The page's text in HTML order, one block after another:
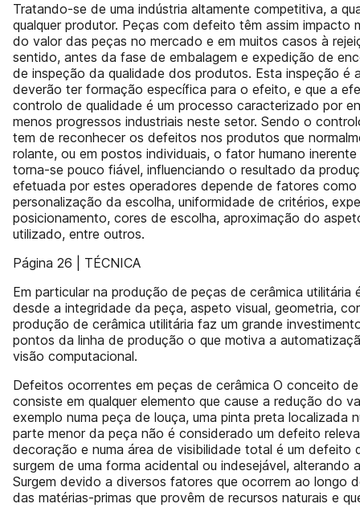
Tratando-se de uma indústria altamente competitiva, a
qualquer produtor. Peças com defeito têm assim
do valor das peças no mercado e em muitos casos à
sentido, antes da fase de embalagem e expedição de
de inspeção da qualidade dos produtos. Esta inspeção é
deverão ter formação específica para o efeito, e que a
controlo de qualidade é um processo caracterizado por
menos progressos industriais neste setor. Sendo o
tem de reconhecer os defeitos nos produtos que
rolante, ou em postos individuais, o fator humano
torna-se pouco fiável, influenciando o resultado da
efetuada por estes operadores depende de fatores
personalização da escolha, uniformidade de critérios,
posicionamento, cores de escolha, aproximação do
utilizado, entre outros.
Página 26 | TÉCNICA
Em particular na produção de peças de cerâmica
desde a integridade da peça, aspeto visual, geometria,
produção de cerâmica utilitária faz um grande
pontos da linha de produção o que motiva a
visão computacional.
Defeitos ocorrentes em peças de cerâmica O conceito
consiste em qualquer elemento que cause a redução do
exemplo numa peça de louça, uma pinta preta localizada
parte menor da peça não é considerado um defeito
decoração e numa área de visibilidade total é um
surgem de uma forma acidental ou indesejável,
Surgem devido a diversos fatores que ocorrem ao
das matérias-primas que provêm de recursos naturais e